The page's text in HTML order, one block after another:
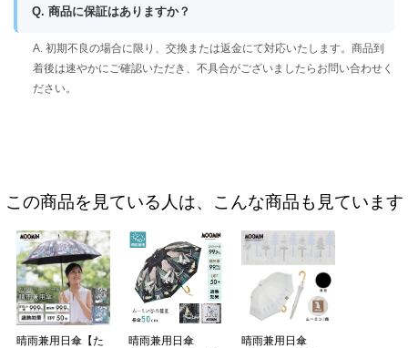
Q. 商品に保証はありますか？
A. 初期不良の場合に限り、交換または返金にて対応いたします。商品到
着後は速やかにご確認いただき、不具合がございましたらお問い合わせく
ださい。
この商品を見ている人は、こんな商品も見ています
晴雨兼用日傘【た
晴雨兼用日傘
晴雨兼用日傘